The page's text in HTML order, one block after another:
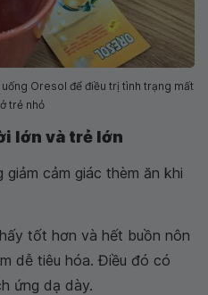
Oresol để điều trị tình trạng mất
trẻ nhỏ
lớn và trẻ lớn
cảm giác thèm ăn khi
tốt hơn và hết buồn nôn
dễ tiêu hóa. Điều đó có
ứng dạ dày.